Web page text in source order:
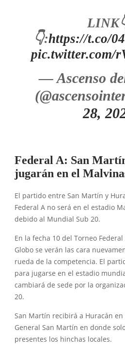
👇:https://t.co/
pic.twitter.com/
— Ascenso
28,
Federal A: San
jugarán en el
El partido entre San Martín y
Federal A no será en el estadio
debido al Mundial Sub 20.
En la fecha 10 del Torneo
Globo se verán las cara
rueda de la competencia. El
para jugarse en el estadio
cambiará de sede por la
20.
San Martín recibirá a Huracán
General San Martín en donde
presentes los hinchas locales.